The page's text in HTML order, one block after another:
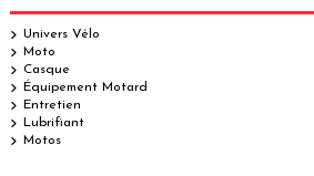
Univers Vélo
Moto
Casque
Équipement Motard
Entretien
Lubrifiant
Motos